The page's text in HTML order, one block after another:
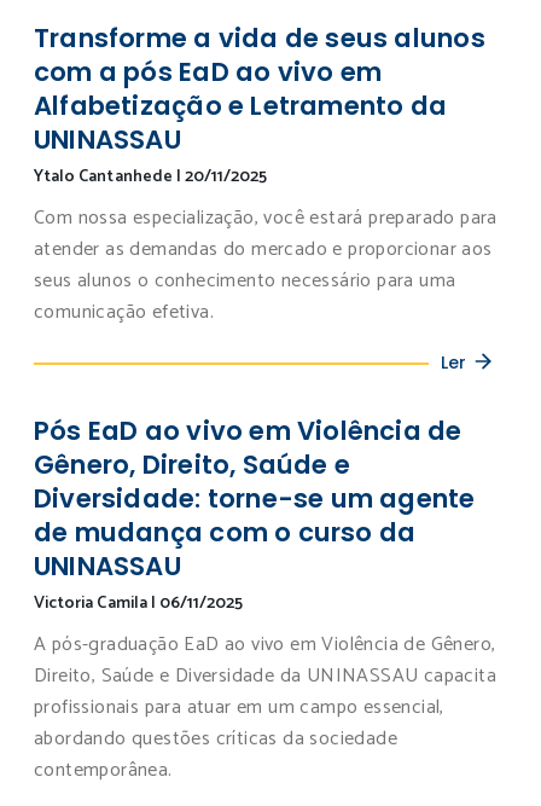
Transforme a vida de seus alunos
com a pós EaD ao vivo em
Alfabetização e Letramento da
UNINASSAU
Ytalo Cantanhede |20/11/2025
Com nossa especialização, você estará preparado para
atender as demandas do mercado e proporcionar aos
seus alunos o conhecimento necessário para uma
comunicação efetiva.
Ler
Pós EaD ao vivo em Violência de
Gênero, Direito, Saúde e
Diversidade: torne-se um agente
de mudança com o curso da
UNINASSAU
Victoria Camila| 06/11/2025
A pós-graduação EaD ao vivo em Violência de Gênero,
Direito, Saúde e Diversidade da UNINASSAU capacita
profissionais para atuar em um campo essencial,
abordando questões críticas da sociedade
contemporânea.